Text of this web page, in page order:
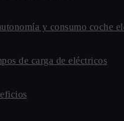
y consumo coche
de carga de eléctricos